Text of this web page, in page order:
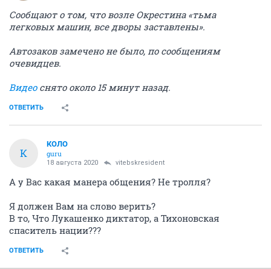
Сообщают о том, что возле Окрестина «тьма
легковых машин, все дворы заставлены».
Автозаков замечено не было, по сообщениям
очевидцев.
Видеоснято около 15 минут назад.
ОТВЕТИТЬ
К
КОЛО
guru
18 августа 2020 vitebskresident
А у Вас какая манера общения? Не тролля?
Я должен Вам на слово верить?
В то, Что Лукашенко диктатор, а Тихоновская
спаситель нации???
ОТВЕТИТЬ